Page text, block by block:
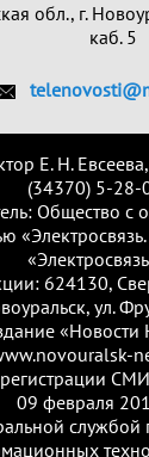
обл., г.
каб. 5
Е. Н.
(34370) 5-28-
Общество с
624130,
ул.
«Новости
регистрации
09 февраля
службой